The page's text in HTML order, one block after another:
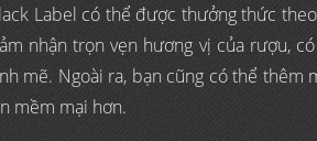
Label có thể được thưởng thức
nhận trọn vẹn hương vị của rượu,
mẽ. Ngoài ra, bạn cũng có thể thêm
mềm mại hơn.